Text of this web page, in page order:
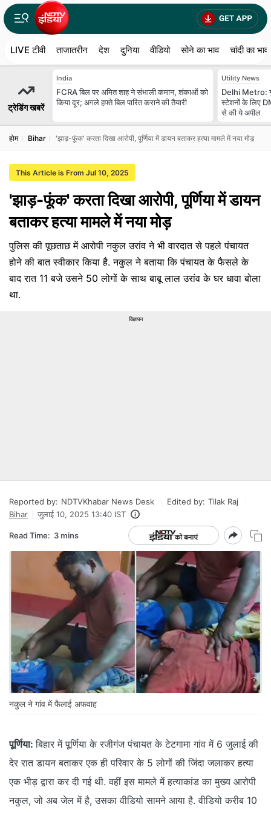
LIVE टीवी ताजातरीन देश दुनिया वीडियो सोने का भाव चांदी का भाव
ट्रेडिंग खबरें
India
FCRA बिल पर अमित शाह ने संभाली कमान, शंकाओं को
किया दूर; अगले हफ्ते बिल पारित कराने की तैयारी
Utility News
Delhi Metro:
स्‍टेशनों के लिए
से की ये अपील
होम Bihar 'झाड़-फूंक' करता दिखा आरोपी, पूर्णिया में डायन बताकर हत्या मामले में नया मोड़
This Article is From Jul 10, 2025
'झाड़-फूंक' करता दिखा आरोपी, पूर्णिया में डायन
बताकर हत्या मामले में नया मोड़
पुलिस की पूछताछ में आरोपी नकुल उरांव ने भी वारदात से पहले पंचायत
होने की बात स्वीकार किया है. नकुल ने बताया कि पंचायत के फैसले के
बाद रात 11 बजे उसने 50 लोगों के साथ बाबू लाल उरांव के घर धावा बोला
था.
विज्ञापन
Reported by: NDTVKhabar News Desk Edited by: Tilak Raj
Bihar
जुलाई 10, 2025 13:40 IST
Read Time: 3 mins
नकुल ने गांव में फैलाई अफवाह
पूर्णिया: बिहार में पूर्णिया के रजीगंज पंचायत के टेटगामा गांव में 6 जुलाई की
देर रात डायन बताकर एक ही परिवार के 5 लोगों की जिंदा जलाकर हत्या
एक भीड़ द्वारा कर दी गई थी. वहीं इस मामले में हत्याकांड का मुख्य आरोपी
नकुल, जो अब जेल में है, उसका वीडियो सामने आया है. वीडियो करीब 10